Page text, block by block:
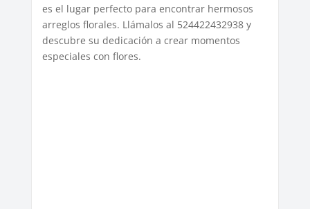
es el lugar perfecto para encontrar hermosos
arreglos florales. Llámalos al 524422432938 y
descubre su dedicación a crear momentos
especiales con flores.